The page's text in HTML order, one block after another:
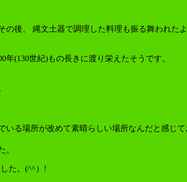
後、 縄文土器で調理した料理も振る舞われた
(130世紀)もの長きに渡り栄えたそうです。
る場所が改めて素晴らしい場所なんだと感じて
。
た。(^^）!